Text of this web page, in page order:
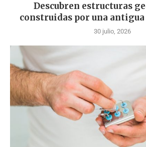
Descubren estructuras
construidas por una
30 julio, 2026